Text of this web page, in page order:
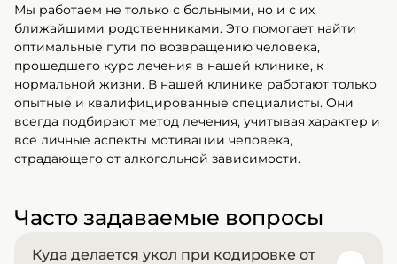
Мы работаем не только с больными, но и с их
ближайшими родственниками. Это помогает найти
оптимальные пути по возвращению человека,
прошедшего курс лечения в нашей клинике, к
нормальной жизни. В нашей клинике работают только
опытные и квалифицированные специалисты. Они
всегда подбирают метод лечения, учитывая характер и
все личные аспекты мотивации человека,
страдающего от алкогольной зависимости.
Часто задаваемые вопросы
Куда делается укол при кодировке от